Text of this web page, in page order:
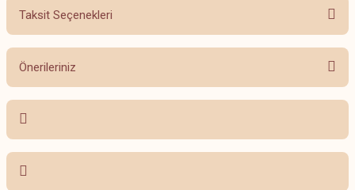
Taksit Seçenekleri
Önerileriniz
Bu ürünün fiyat bilgisi, resim, ürün açıklamalarında ve diğer konularda
yetersiz gördüğünüz noktaları öneri formunu kullanarak tarafımıza
iletebilirsiniz.
Görüş ve önerileriniz için teşekkür ederiz.